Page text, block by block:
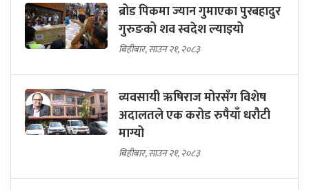
ब्रोड पिकमा ज्यान गुमाएका पुरबहादुर
गुरुङको शव स्वदेश ल्याइयो
बिहीबार, साउन २१, २०८३
व्यवसायी ऋषिराज मोरसँग विशेष
अदालतले एक करोड रुपैयाँ धरौटी
माग्यो
बिहीबार, साउन २१, २०८३